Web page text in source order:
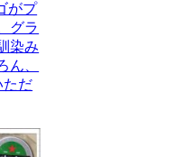
がプ
グラ
染み
ん、
ただ